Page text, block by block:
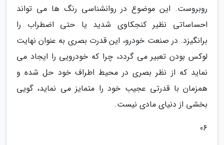
روبروست. این موضوع در روانشناسی رنگ ها می تواند
احساساتی نظیر کنجکاوی شدید یا حتی اضطراب را
برانگیزد. در صنعت خودرو، این قدرت بصری به عنوان نهایت
لوکس بودن تعبیر می گردد، چرا که خودرویی را ایجاد می
نماید که از نظر بصری در محیط اطراف خود حل شده و
همزمان با قدرتی عجیب خود را متمایز می نماید، گویی
بخشی از دنیای مادی نیست.
06